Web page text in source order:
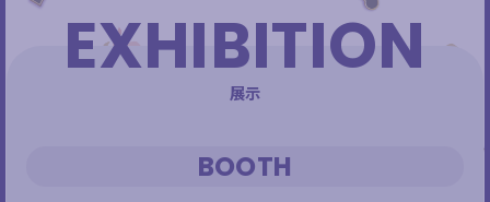
EXHIBITION
展示
BOOTH